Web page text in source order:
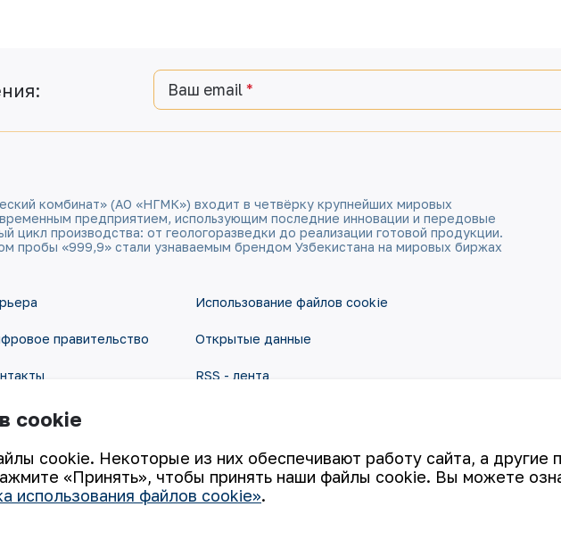
Ваш email
комбинат» (АО «НГМК») входит в четвёрку крупнейших мировых
предприятием, использующим последние инновации и передовые
цикл производства: от геологоразведки до реализации готовой продукции.
пробы «999,9» стали узнаваемым брендом Узбекистана на мировых биржах
правительство
сайта
использования
Использование файлов cookie
Открытые данные
RSS - лента
cookie
cookie. Некоторые из них обеспечивают работу сайта, а другие
«Принять», чтобы принять наши файлы cookie. Вы можете
использования файлов cookie».